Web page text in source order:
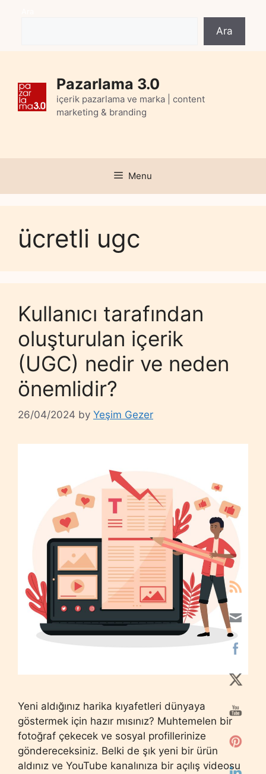
Ara
Pazarlama 3.0
içerik pazarlama ve marka | content
marketing & branding
Menu
ücretli ugc
Kullanıcı tarafından
oluşturulan içerik
(UGC) nedir ve neden
önemlidir?
26/04/2024 by Yeşim Gezer
Yeni aldığınız harika kıyafetleri dünyaya
göstermek için hazır mısınız? Muhtemelen bir
fotoğraf çekecek ve sosyal profillerinize
göndereceksiniz. Belki de şık yeni bir ürün
aldınız ve YouTube kanalınıza bir açılış videosu